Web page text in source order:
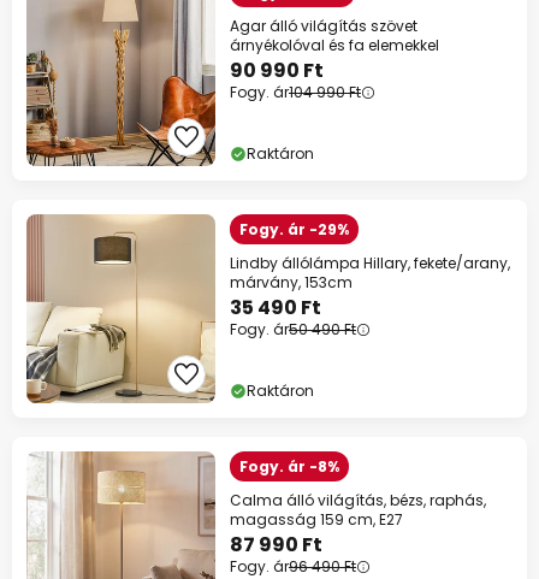
Agar álló világítás szövet
árnyékolóval és fa elemekkel
90 990 Ft
Fogy. ár104 990 Ft
Raktáron
Fogy. ár -29%
Lindby állólámpa Hillary, fekete/arany,
márvány, 153cm
35 490 Ft
Fogy. ár50 490 Ft
Raktáron
Fogy. ár -8%
Calma álló világítás, bézs, raphás,
magasság 159 cm, E27
87 990 Ft
Fogy. ár96 490 Ft